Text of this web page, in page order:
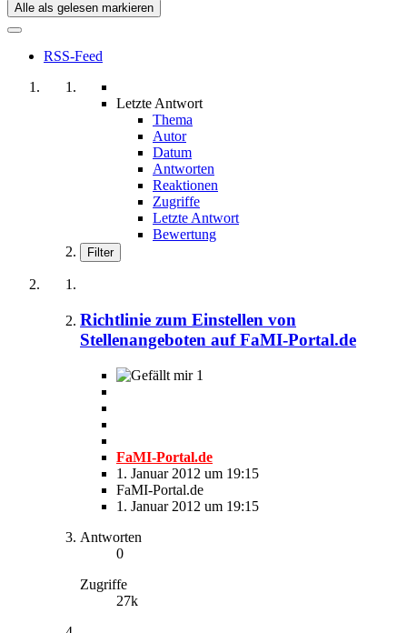
Alle als gelesen markieren
RSS-Feed
Letzte Antwort
Thema
Autor
Datum
Antworten
Reaktionen
Zugriffe
Letzte Antwort
Bewertung
Filter
Richtlinie zum Einstellen von
Stellenangeboten auf FaMI-Portal.de
1
FaMI-Portal.de
1. Januar 2012 um 19:15
FaMI-Portal.de
1. Januar 2012 um 19:15
Antworten
0
Zugriffe
27k